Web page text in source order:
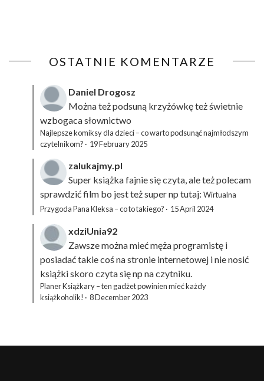
OSTATNIE KOMENTARZE
Daniel Drogosz
Można też podsuną krzyżówkęteż świetnie
wzbogaca słownictwo
Najlepsze komiksy dla dzieci – co warto podsunąć najmłodszym
czytelnikom? · 19 February 2025
zalukajmy.pl
Super książka fajnie się czyta, ale też polecam
sprawdzić film bo jest też super np tutaj: Wirtualna
Przygoda Pana Kleksa – co to takiego? · 15 April 2024
xdziUnia92
Zawsze można mieć męża programistę i
posiadać takie coś na stronie internetowej i nie nosić
książki skoro czyta się np na czytniku.
Planer Książkary – ten gadżet powinien mieć każdy
książkoholik! · 8 December 2023